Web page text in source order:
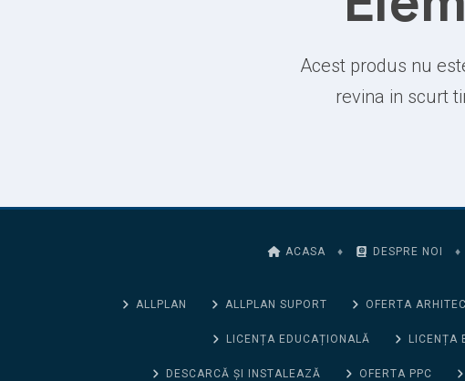
Acest produs nu
revina in scurt
ACASA ♦ DESPRE NOI ♦
ALLPLAN ALLPLAN SUPORT OFERTA
LICENȚA EDUCAȚIONALĂ LICENȚA
DESCARCĂ ȘI INSTALEAZĂ OFERTA PPC